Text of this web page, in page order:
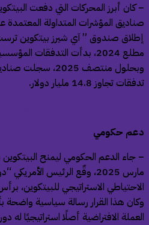
أبرز المحركات التي دفعت البيتكوين
المؤشرات المتداولة المعتمدة
صندوق ” آي شيرز بيتكوين ترست”
مطلع 2024، بدأت التدفقات
وبحلول منتصف 2025،
تجاوز 14.8 مليار دولار.
حكومي
الدعم الحكومي ليمنح البيتكوين
مارس 2025، وقّع الرئيس الأمريكي
هذا القرار رسالة سياسية واضحة بأن
الافتراضية أصلًا استراتيجيًا له دور